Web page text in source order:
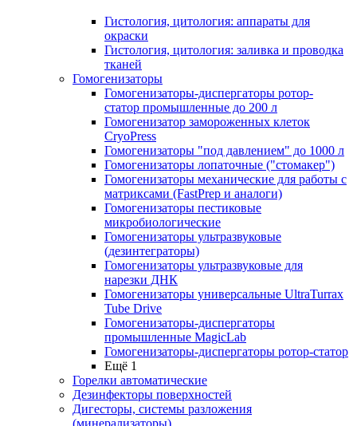
Гистология, цитология: аппараты для
окраски
Гистология, цитология: заливка и проводка
тканей
Гомогенизаторы
Гомогенизаторы-диспергаторы ротор-
статор промышленные до 200 л
Гомогенизатор замороженных клеток
CryoPress
Гомогенизаторы "под давлением" до 1000 л
Гомогенизаторы лопаточные ("стомакер")
Гомогенизаторы механические для работы с
матриксами (FastPrep и аналоги)
Гомогенизаторы пестиковые
микробиологические
Гомогенизаторы ультразвуковые
(дезинтеграторы)
Гомогенизаторы ультразвуковые для
нарезки ДНК
Гомогенизаторы универсальные UltraTurrax
Tube Drive
Гомогенизаторы-диспергаторы
промышленные MagicLab
Гомогенизаторы-диспергаторы ротор-статор
Ещё 1
Горелки автоматические
Дезинфекторы поверхностей
Дигесторы, системы разложения
(минерализаторы)